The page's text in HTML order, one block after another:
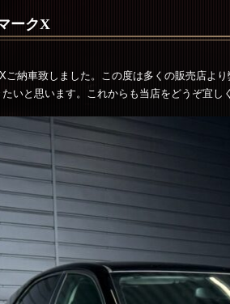
ークX
車致しました。この度は多くの販売店より
いと思います。これからも当店をどうぞ宜